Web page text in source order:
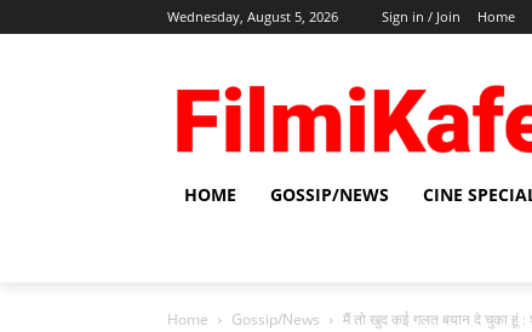
Wednesday, August 5, 2026 Sign in / Join Home
HOME GOSSIP/NEWS CINE
Home Gossip/News मैं तो खुद कई गलत बयान दे चुका हूं :